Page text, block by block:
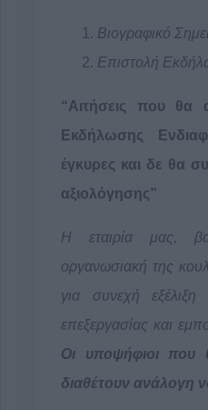
Βιογραφικό
Επιστολή
“Αιτήσεις που θα
Εκδήλωσης
έγκυρες και δε θα
αξιολόγησης”
Η εταιρία μας,
οργανωσιακή της
για συνεχή
επεξεργασίας και
Οι υποψήφιοι που
διαθέτουν ανάλογη